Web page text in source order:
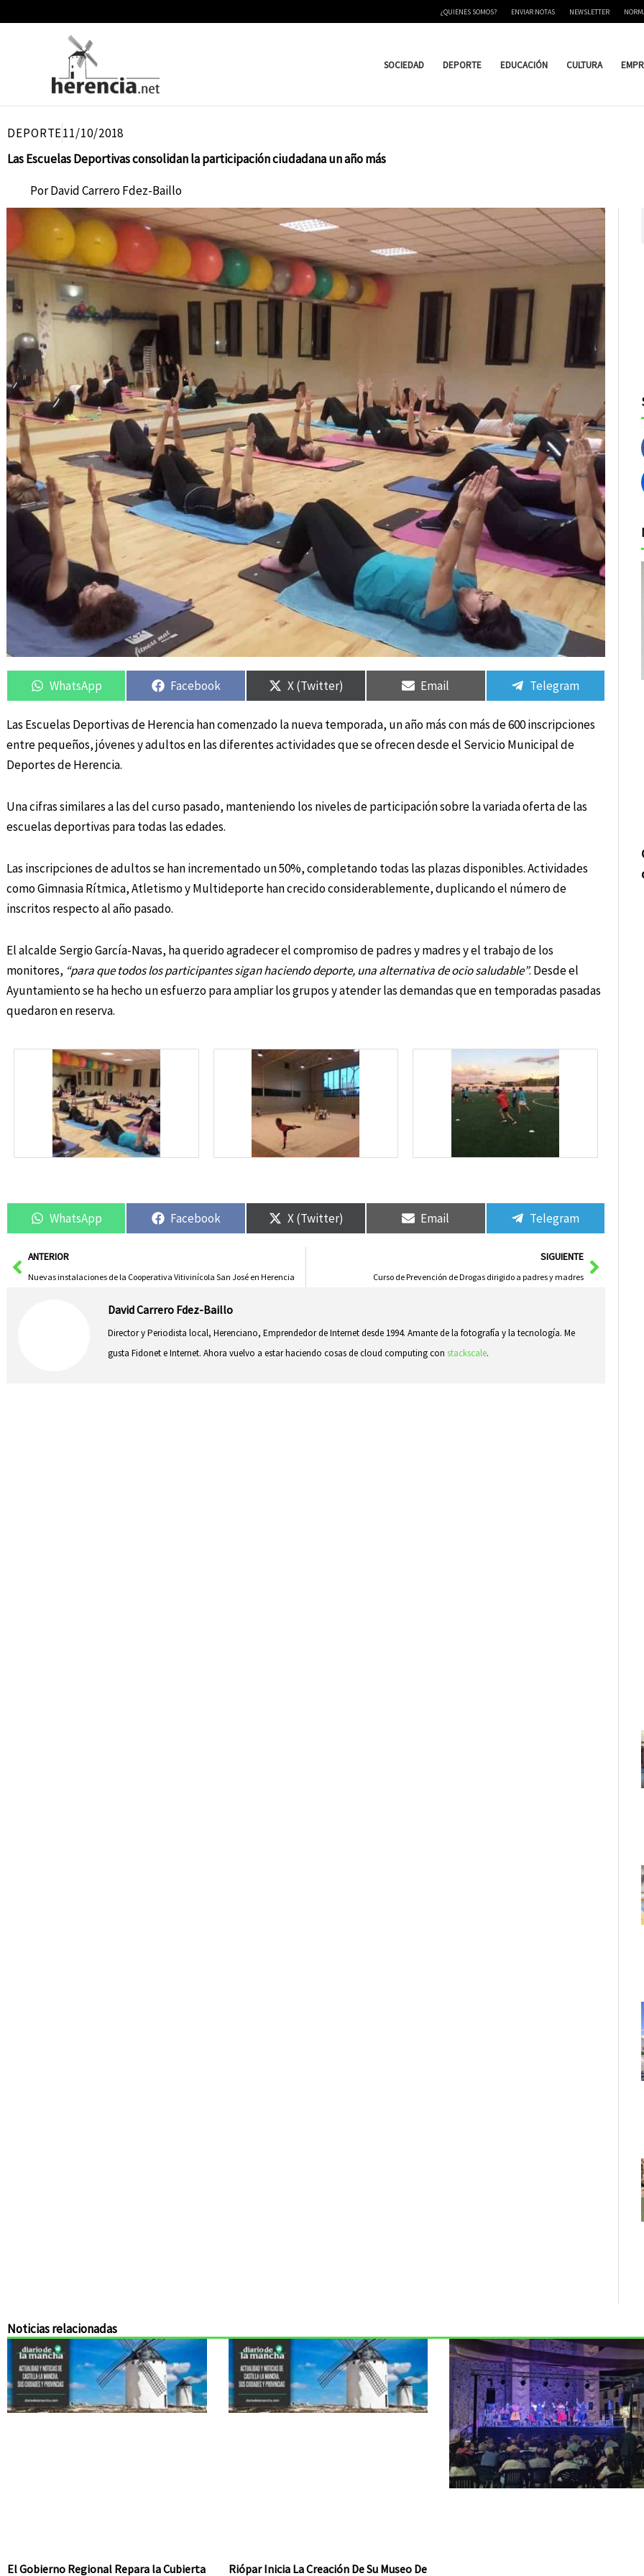
¿QUIENES SOMOS? ENVIAR NOTAS NEWSLETTER
SOCIEDAD DEPORTE EDUCACIÓN CULTURA
DEPORTE11/10/2018
Las Escuelas Deportivas consolidan la participación ciudadana un año más
PorDavid Carrero Fdez-Baillo
Compartir
en
WhatsApp
Compartir
en
Facebook
Compartir
en
X (Twitter)
Compartir
en
Email
Compartir
en
Telegram
Las Escuelas Deportivas de Herencia han comenzado la nueva temporada, un año más con más de 600 inscripciones
entre pequeños, jóvenes y adultos en las diferentes actividades que se ofrecen desde el Servicio Municipal de
Deportes de Herencia.
Una cifras similares a las del curso pasado, manteniendo los niveles de participación sobre la variada oferta de las
escuelas deportivas para todas las edades.
Las inscripciones de adultos se han incrementado un 50%, completando todas las plazas disponibles. Actividades
como Gimnasia Rítmica, Atletismo y Multideporte han crecido considerablemente, duplicando el número de
inscritos respecto al año pasado.
El alcalde Sergio García-Navas, ha querido agradecer el compromiso de padres y madres y el trabajo de los
monitores, “para que todos los participantes sigan haciendo deporte, una alternativa de ocio saludable”. Desde el
Ayuntamiento se ha hecho un esfuerzo para ampliar los grupos y atender las demandas que en temporadas pasadas
quedaron en reserva.
Compartir
en
WhatsApp
Compartir
en
Facebook
Compartir
en
X (Twitter)
Compartir
en
Email
Compartir
en
Telegram
AntANTERIOR
Nuevas instalaciones de la Cooperativa Vitivinícola San José en Herencia
SIGUIENTE
Curso de Prevención de Drogas dirigido a padres y madres
David Carrero Fdez-Baillo
Director y Periodista local, Herenciano, Emprendedor de Internet desde 1994. Amante de la fotografía y la tecnología. Me
gusta Fidonet e Internet. Ahora vuelvo a estar haciendo cosas de cloud computing constackscale.
Noticias relacionadas
El Gobierno Regional Repara la Cubierta Riópar Inicia La Creación De Su Museo De